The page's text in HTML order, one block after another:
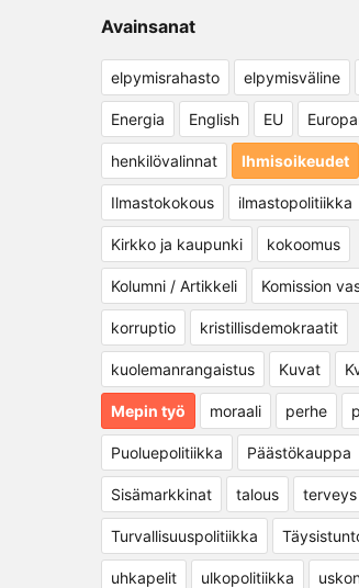
Avainsanat
elpymisrahasto elpymisväline
Energia English EU
henkilövalinnat Ihmisoikeudet
Ilmastokokous ilmastopolitiikka
Kirkko ja kaupunki kokoomus
Kolumni / Artikkeli Komission
korruptio kristillisdemokraatit
kuolemanrangaistus Kuvat
Mepin työ moraali perhe
Puoluepolitiikka Päästökauppa
Sisämarkkinat talous terveys
Turvallisuuspolitiikka
uhkapelit ulkopolitiikka